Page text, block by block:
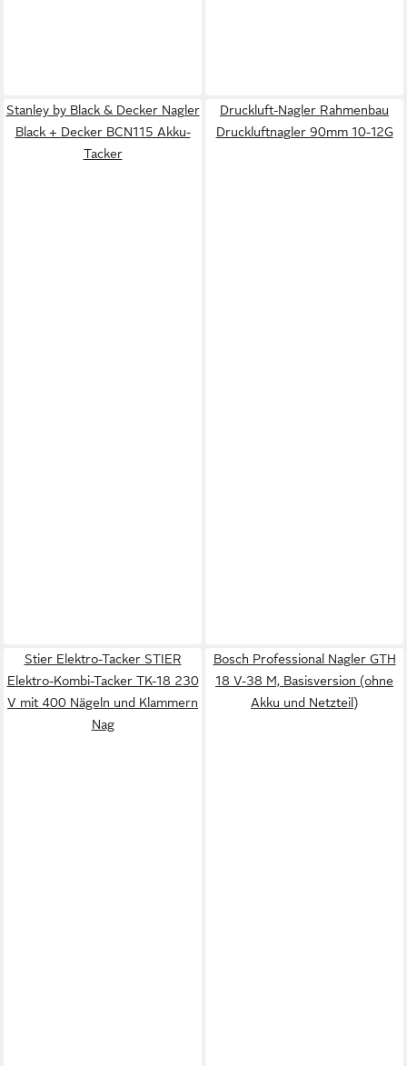
Stanley by Black & Decker Nagler
Black + Decker BCN115 Akku-
Tacker
Druckluft-Nagler Rahmenbau
Druckluftnagler 90mm 10-12G
Stier Elektro-Tacker STIER
Elektro-Kombi-Tacker TK-18 230
V mit 400 Nägeln und Klammern
Nag
Bosch Professional Nagler GTH
18 V-38 M, Basisversion (ohne
Akku und Netzteil)